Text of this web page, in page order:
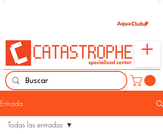
Entrada
Todas las entradas